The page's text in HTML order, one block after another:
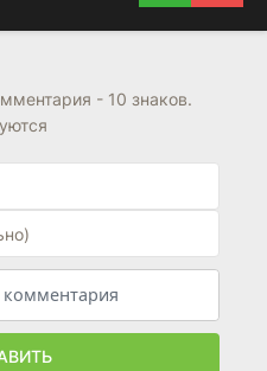
- 10 знаков.